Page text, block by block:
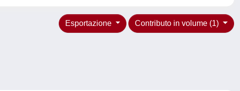
Contributo in volume (1)
Esportazione